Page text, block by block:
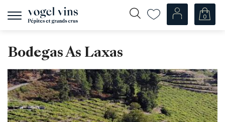
0
Navigation
Champagner
Weissweine
Roséweine
Bodegas As Laxas